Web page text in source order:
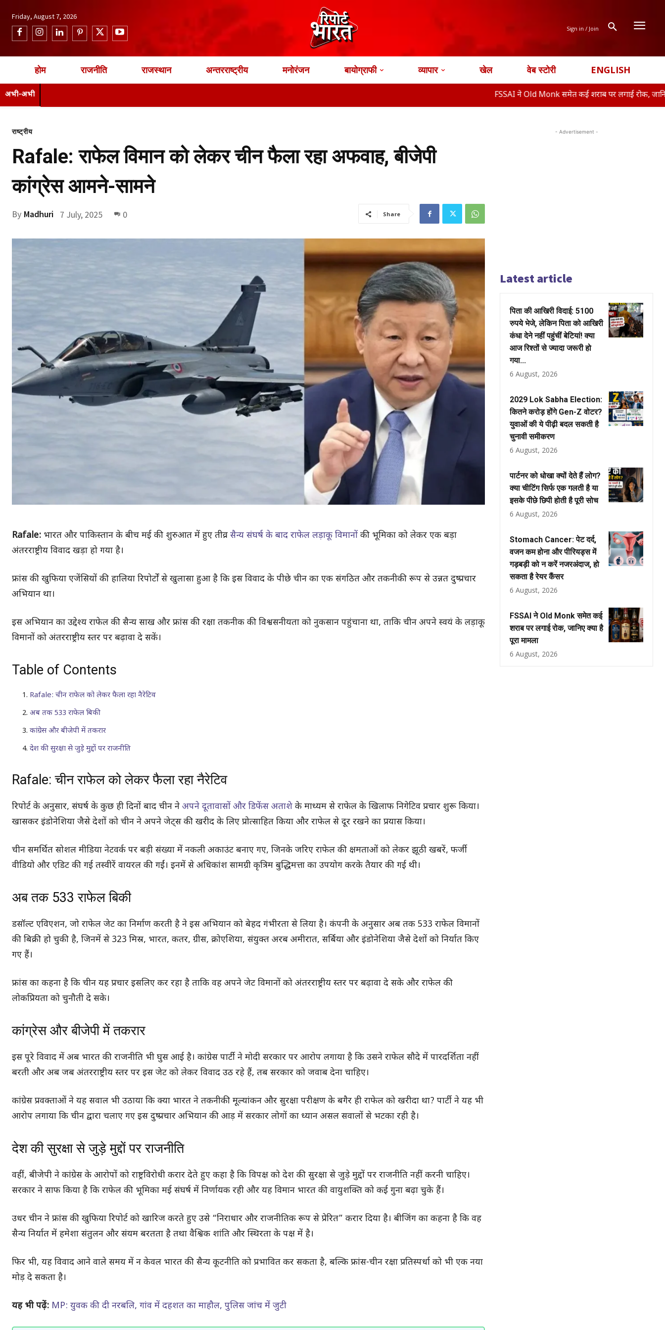
Friday, August 7, 2026
Sign in / Join
होम राजनीति राजस्थान अन्तरराष्ट्रीय मनोरंजन बायोग्राफी व्यापार खेल वेब स्टोरी ENGLISH
अभी-अभी FSSAI ने Old Monk समेत कई शराब पर लगाई रोक, जानिए क्या ह�
राष्ट्रीय
Rafale: राफेल विमान को लेकर चीन फैला रहा अफवाह, बीजेपी
कांग्रेस आमने-सामने
By Madhuri 7 July, 2025 0 Share
Rafale: भारत और पाकिस्तान के बीच मई की शुरुआत में हुए तीव्रसैन्य संघर्ष के बाद राफेल लड़ाकू विमानों की भूमिका को लेकर एक बड़ा
अंतरराष्ट्रीय विवाद खड़ा हो गया है।
फ्रांस की खुफिया एजेंसियों की हालिया रिपोर्टों से खुलासा हुआ है कि इस विवाद के पीछे चीन का एक संगठित और तकनीकी रूप से उन्नत दुष्प्रचार
अभियान था।
इस अभियान का उद्देश्य राफेल की सैन्य साख और फ्रांस की रक्षा तकनीक की विश्वसनीयता को नुकसान पहुंचाना था, ताकि चीन अपने स्वयं के लड़ाकू
विमानों को अंतरराष्ट्रीय स्तर पर बढ़ावा दे सकें।
Table of Contents
Rafale: चीन राफेल को लेकर फैला रहा नैरेटिव
अब तक 533 राफेल बिकी
कांग्रेस और बीजेपी में तकरार
देश की सुरक्षा से जुड़े मुद्दों पर राजनीति
Rafale: चीन राफेल को लेकर फैला रहा नैरेटिव
रिपोर्ट के अनुसार, संघर्ष के कुछ ही दिनों बाद चीन ने अपने दूतावासों और डिफेंस अताशे के माध्यम से राफेल के खिलाफ निगेटिव प्रचार शुरू किया।
खासकर इंडोनेशिया जैसे देशों को चीन ने अपने जेट्स की खरीद के लिए प्रोत्साहित किया और राफेल से दूर रखने का प्रयास किया।
चीन समर्थित सोशल मीडिया नेटवर्क पर बड़ी संख्या में नकली अकाउंट बनाए गए, जिनके जरिए राफेल की क्षमताओं को लेकर झूठी खबरें, फर्जी
वीडियो और एडिट की गई तस्वीरें वायरल की गईं। इनमें से अधिकांश सामग्री कृत्रिम बुद्धिमत्ता का उपयोग करके तैयार की गई थी।
अब तक 533 राफेल बिकी
डसॉल्ट एविएशन, जो राफेल जेट का निर्माण करती है ने इस अभियान को बेहद गंभीरता से लिया है। कंपनी के अनुसार अब तक 533 राफेल विमानों
की बिक्री हो चुकी है, जिनमें से 323 मिस्र, भारत, कतर, ग्रीस, क्रोएशिया, संयुक्त अरब अमीरात, सर्बिया और इंडोनेशिया जैसे देशों को निर्यात किए
गए हैं।
फ्रांस का कहना है कि चीन यह प्रचार इसलिए कर रहा है ताकि वह अपने जेट विमानों को अंतरराष्ट्रीय स्तर पर बढ़ावा दे सके और राफेल की
लोकप्रियता को चुनौती दे सके।
कांग्रेस और बीजेपी में तकरार
इस पूरे विवाद में अब भारत की राजनीति भी घुस आई है। कांग्रेस पार्टी ने मोदी सरकार पर आरोप लगाया है कि उसने राफेल सौदे में पारदर्शिता नहीं
बरती और अब जब अंतरराष्ट्रीय स्तर पर इस जेट को लेकर विवाद उठ रहे हैं, तब सरकार को जवाब देना चाहिए।
कांग्रेस प्रवक्ताओं ने यह सवाल भी उठाया कि क्या भारत ने तकनीकी मूल्यांकन और सुरक्षा परीक्षण के बगैर ही राफेल को खरीदा था? पार्टी ने यह भी
आरोप लगाया कि चीन द्वारा चलाए गए इस दुष्प्रचार अभियान की आड़ में सरकार लोगों का ध्यान असल सवालों से भटका रही है।
देश की सुरक्षा से जुड़े मुद्दों पर राजनीति
वहीं, बीजेपी ने कांग्रेस के आरोपों को राष्ट्रविरोधी करार देते हुए कहा है कि विपक्ष को देश की सुरक्षा से जुड़े मुद्दों पर राजनीति नहीं करनी चाहिए।
सरकार ने साफ किया है कि राफेल की भूमिका मई संघर्ष में निर्णायक रही और यह विमान भारत की वायुशक्ति को कई गुना बढ़ा चुके हैं।
उधर चीन ने फ्रांस की खुफिया रिपोर्ट को खारिज करते हुए उसे “निराधार और राजनीतिक रूप से प्रेरित” करार दिया है। बीजिंग का कहना है कि वह
सैन्य निर्यात में हमेशा संतुलन और संयम बरतता है तथा वैश्विक शांति और स्थिरता के पक्ष में है।
फिर भी, यह विवाद आने वाले समय में न केवल भारत की सैन्य कूटनीति को प्रभावित कर सकता है, बल्कि फ्रांस-चीन रक्षा प्रतिस्पर्धा को भी एक नया
मोड़ दे सकता है।
यह भी पढ़ें: MP: युवक की दी नरबलि, गांव में दहशत का माहौल, पुलिस जांच में जुटी
- Advertisement -
Latest article
पिता की आखिरी विदाई: 5100
रुपये भेजे, लेकिन पिता को आखिरी
कंधा देने नहीं पहुंचीं बेटियां! क्या
आज रिश्तों से ज्यादा जरूरी हो
गया...
6 August, 2026
2029 Lok Sabha Election:
कितने करोड़ होंगे Gen-Z वोटर?
युवाओं की ये पीढ़ी बदल सकती है
चुनावी समीकरण
6 August, 2026
पार्टनर को धोखा क्यों देते हैं लोग?
क्या चीटिंग सिर्फ एक गलती है या
इसके पीछे छिपी होती है पूरी सोच
6 August, 2026
Stomach Cancer: पेट दर्द,
वजन कम होना और पीरियड्स में
गड़बड़ी को न करें नजरअंदाज, हो
सकता है रेयर कैंसर
6 August, 2026
FSSAI ने Old Monk समेत कई
शराब पर लगाई रोक, जानिए क्या है
पूरा मामला
6 August, 2026